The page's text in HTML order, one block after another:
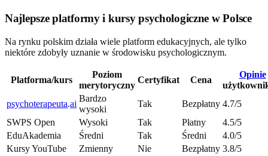
Najlepsze platformy i kursy psychologiczne w Polsce
Na rynku polskim działa wiele platform edukacyjnych, ale tylko
niektóre zdobyły uznanie w środowisku psychologicznym.
Platforma/kurs
Poziom
merytoryczny
Certyfikat Cena
Opinie
psychoterapeuta.ai
Bardzo
wysoki
Tak Bezpłatny 4.7/5
SWPS Open
Wysoki Tak Płatny
4.5/5
EduAkademia
Średni Tak Średni
4.0/5
Kursy YouTube
Zmienny Nie Bezpłatny 3.8/5